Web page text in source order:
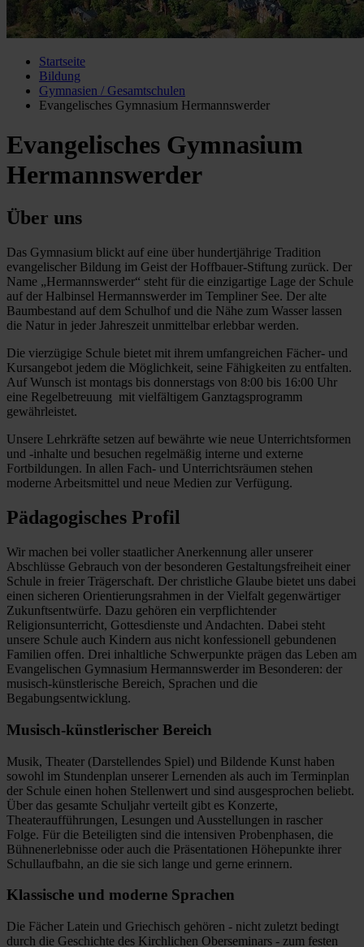
Startseite
Bildung
Gymnasien / Gesamtschulen
Evangelisches Gymnasium Hermannswerder
Evangelisches Gymnasium
Hermannswerder
Über uns
Das Gymnasium blickt auf eine über hundertjährige Tradition
evangelischer Bildung im Geist der Hoffbauer-Stiftung zurück. Der
Name „Hermannswerder“ steht für die einzigartige Lage der Schule
auf der Halbinsel Hermannswerder im Templiner See. Der alte
Baumbestand auf dem Schulhof und die Nähe zum Wasser lassen
die Natur in jeder Jahreszeit unmittelbar erlebbar werden.
Die vierzügige Schule bietet mit ihrem umfangreichen Fächer- und
Kursangebot jedem die Möglichkeit, seine Fähigkeiten zu entfalten.
Auf Wunsch ist montags bis donnerstags von 8:00 bis 16:00 Uhr
eine Regelbetreuung mit vielfältigem Ganztagsprogramm
gewährleistet.
Unsere Lehrkräfte setzen auf bewährte wie neue Unterrichtsformen
und -inhalte und besuchen regelmäßig interne und externe
Fortbildungen. In allen Fach- und Unterrichtsräumen stehen
moderne Arbeitsmittel und neue Medien zur Verfügung.
Pädagogisches Profil
Wir machen bei voller staatlicher Anerkennung aller unserer
Abschlüsse Gebrauch von der besonderen Gestaltungsfreiheit einer
Schule in freier Trägerschaft. Der christliche Glaube bietet uns dabei
einen sicheren Orientierungsrahmen in der Vielfalt gegenwärtiger
Zukunftsentwürfe. Dazu gehören ein verpflichtender
Religionsunterricht, Gottesdienste und Andachten. Dabei steht
unsere Schule auch Kindern aus nicht konfessionell gebundenen
Familien offen. Drei inhaltliche Schwerpunkte prägen das Leben am
Evangelischen Gymnasium Hermannswerder im Besonderen: der
musisch-künstlerische Bereich, Sprachen und die
Begabungsentwicklung.
Musisch-künstlerischer Bereich
Musik, Theater (Darstellendes Spiel) und Bildende Kunst haben
sowohl im Stundenplan unserer Lernenden als auch im Terminplan
der Schule einen hohen Stellenwert und sind ausgesprochen beliebt.
Über das gesamte Schuljahr verteilt gibt es Konzerte,
Theateraufführungen, Lesungen und Ausstellungen in rascher
Folge. Für die Beteiligten sind die intensiven Probenphasen, die
Bühnenerlebnisse oder auch die Präsentationen Höhepunkte ihrer
Schullaufbahn, an die sie sich lange und gerne erinnern.
Klassische und moderne Sprachen
Die Fächer Latein und Griechisch gehören - nicht zuletzt bedingt
durch die Geschichte des Kirchlichen Oberseminars - zum festen